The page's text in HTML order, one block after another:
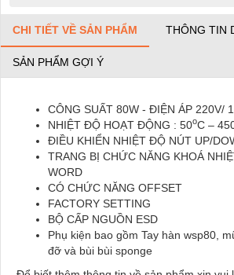
CHI TIẾT VỀ SẢN PHẨM THÔNG TIN
SẢN PHẨM GỢI Ý
CÔNG SUẤT 80W - ĐIỆN ÁP 220V/
NHIỆT ĐỘ HOẠT ĐỘNG : 50oC –
ĐIỀU KHIỂN NHIỆT ĐỘ NÚT UP/
TRANG BỊ CHỨC NĂNG KHOÁ
WORD
CÓ CHỨC NĂNG OFFSET
FACTORY SETTING
BỘ CẤP NGUỒN ESD
Phụ kiện bao gồm Tay hàn wsp80,
đỡ và bùi bùi sponge